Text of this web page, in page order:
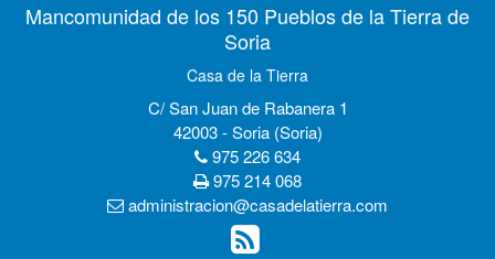
Mancomunidad de los 150 Pueblos de la Tierra de
Soria
Casa de la Tierra
C/ San Juan de Rabanera 1
42003 - Soria (Soria)
975 226 634
975 214 068
administracion@casadelatierra.com